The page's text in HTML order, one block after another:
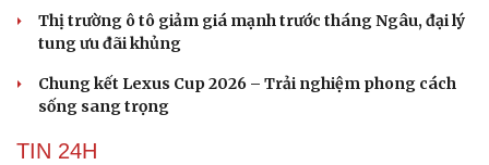
Tư vấn
Săn Tour
Câu chuyện thời sự
Kể chuyện cho bé
Thị trường ô tô giảm giá mạnh trước tháng Ngâu, đại lý
tung ưu đãi khủng
Chung kết Lexus Cup 2026 – Trải nghiệm phong cách
sống sang trọng
TIN 24H